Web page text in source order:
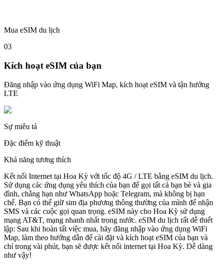
Mua eSIM du lịch
03
Kích hoạt eSIM của bạn
Đăng nhập vào ứng dụng WiFi Map, kích hoạt eSIM và tận hưởng
LTE
Sự miêu tả
Đặc điểm kỹ thuật
Khả năng tương thích
Kết nối Internet tại Hoa Kỳ với tốc độ 4G / LTE bằng eSIM du lịch.
Sử dụng các ứng dụng yêu thích của bạn để gọi tất cả bạn bè và gia
đình, chẳng hạn như WhatsApp hoặc Telegram, mà không bị hạn
chế. Bạn có thể giữ sim địa phương thông thường của mình để nhận
SMS và các cuộc gọi quan trọng. eSIM này cho Hoa Kỳ sử dụng
mạng AT&T, mạng nhanh nhất trong nước. eSIM du lịch rất dễ thiết
lập: Sau khi hoàn tất việc mua, hãy đăng nhập vào ứng dụng WiFi
Map, làm theo hướng dẫn để cài đặt và kích hoạt eSIM của bạn và
chỉ trong vài phút, bạn sẽ được kết nối internet tại Hoa Kỳ. Dễ dàng
như vậy!